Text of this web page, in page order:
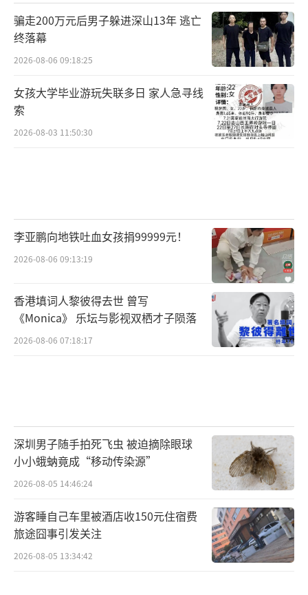
的愿望就是保证每天的数据准确不间断，为下
一条高原公路顺利通车做基础准备。
据介绍，花久公路是连接新疆、青海、四
川三省区的西部区域经济大通道，也是连通青
海省三江源地区果洛、玉树两个藏族自治州最
便捷的干线公路。全长384公里的里程平均海拔
建设低成本、高质量、保生态的‘绿色公
路’已成为现实。青海省公路勘察设计院院长
徐安花负责公路科研项目，她说，破解世界难
题成绩斐然的冻土基地科研团队里三分之二是8
0后的年轻人。
原标题:三个大男孩的“另类”春节
骗走200万元后男子躲进深山13年 逃亡
终落幕
2026-08-06 09:18:25
女孩大学毕业游玩失联多日 家人急寻线
索
2026-08-03 11:50:30
李亚鹏向地铁吐血女孩捐99999元！
2026-08-06 09:13:19
香港填词人黎彼得去世 曾写
《Monica》 乐坛与影视双栖才子陨落
2026-08-06 07:18:17
深圳男子随手拍死飞虫 被迫摘除眼球
小小蛾蚋竟成“移动传染源”
2026-08-05 14:46:24
游客睡自己车里被酒店收150元住宿费
旅途囧事引发关注
2026-08-05 13:34:42